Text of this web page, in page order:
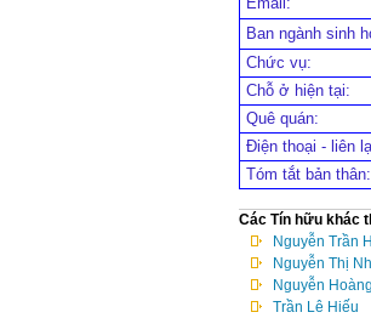
Ban ngành sinh
Chức vụ:
Chỗ ở hiện tại:
Quê quán:
Điện thoại - liên
Tóm tắt bản thân:
Các Tín hữu khác
Nguyễn Trần
Nguyễn Thị
Nguyễn
Trần Lê Hiếu